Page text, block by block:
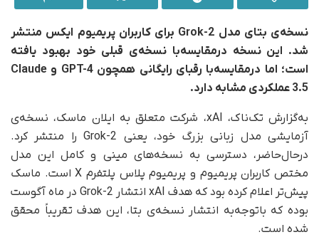
نسخه‌ی بتای مدل Grok-2 برای کاربران پریمیوم ایکس منتشر
شد. این نسخه درمقایسه‌با نسخه‌ی قبلی خود بهبود یافته
است؛ اما در‌مقایسه‌با رقبای رایگانی همچون GPT-4 و Claude
3.5 عملکردی مشابه دارد.
به‌گزارش تک‌ناک، xAI، شرکت متعلق به ایلان ماسک، نسخه‌ی
آزمایشی مدل زبانی بزرگ خود، یعنی Grok-2 را منتشر کرد.
درحال‌حاضر، دسترسی به نسخه‌های مینی و کامل این مدل
مختص کاربران پریمیوم و پریمیوم پلاس پلتفرم X است. ماسک
پیش‌تر اعلام کرده بود که هدف xAI انتشار Grok-2 در ماه آگوست
بوده که با‌توجه‌به انتشار نسخه‌ی بتا، این هدف تقریباً محقق
شده است.